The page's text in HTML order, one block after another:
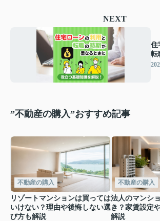
NEXT
住
転
と
”不動産の購入”おすすめ記事
不動産の購入
リゾートマンションは買っては
いけない？理由や後悔しない選
び方も解説
不動産の購入
法人のマンシ
き？家賃設定
解説